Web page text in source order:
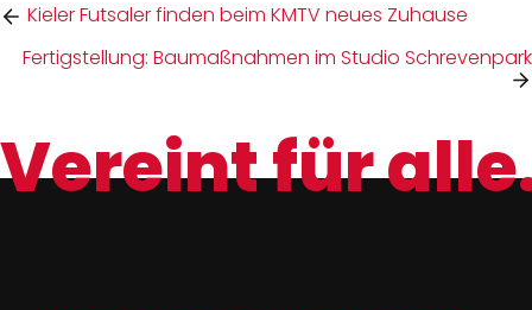
Kieler Futsaler finden beim KMTV neues Zuhause
Fertigstellung: Baumaßnahmen im Studio Schrevenpark
Vereint für